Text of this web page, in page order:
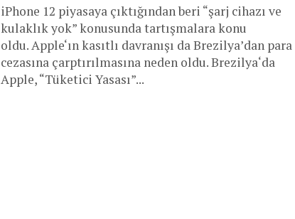
iPhone 12 piyasaya çıktığından beri “şarj cihazı ve
kulaklık yok” konusunda tartışmalara konu
oldu. Apple‘ın kasıtlı davranışı da Brezilya’dan para
cezasına çarptırılmasına neden oldu. Brezilya‘da
Apple, “Tüketici Yasası”...